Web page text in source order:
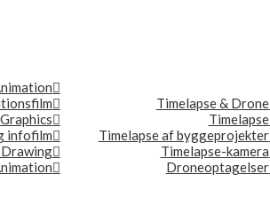
infofilm
Drawing
Timelapse & Drone
Timelapse
Timelapse af byggeprojekter
Timelapse-kamera
Droneoptagelser